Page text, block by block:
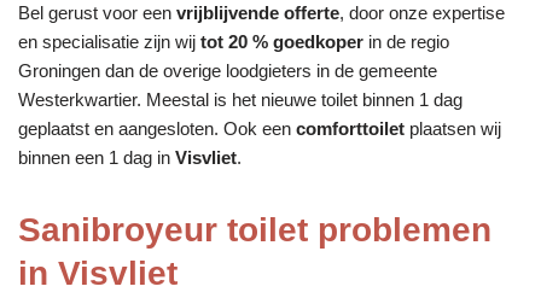
Bel gerust voor een vrijblijvende offerte, door onze expertise
en specialisatie zijn wij tot 20 % goedkoper in de regio
Groningen dan de overige loodgieters in de gemeente
Westerkwartier. Meestal is het nieuwe toilet binnen 1 dag
geplaatst en aangesloten. Ook een comforttoilet plaatsen wij
binnen een 1 dag in Visvliet.
Sanibroyeur toilet problemen
in Visvliet